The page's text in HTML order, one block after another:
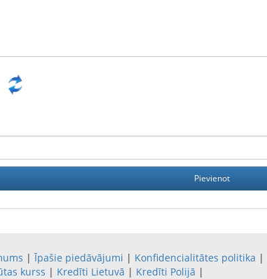
| Īpašie piedāvājumi | Konfidencialitātes politika |
kurss | Kredīti Lietuvā | Kredīti Polijā |